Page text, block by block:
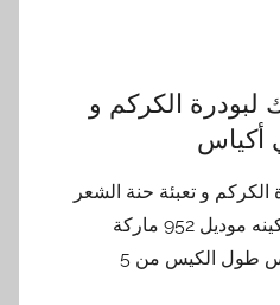
لبودرة الكركم و
أكياس
الكركم و تعبئة حنة الشعر
في أكياس مواصفات الماكينه موديل 952 ماركة
طول الكيس من 5